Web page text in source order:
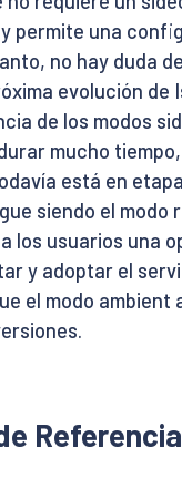
permite una
no hay duda
evolución de
de los modos
mucho
está en
siendo el modo
los usuarios una
y adoptar el
el modo ambient
Referencia